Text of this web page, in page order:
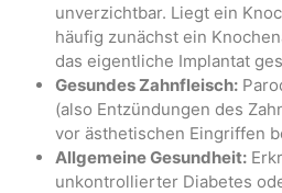
unverzichtbar. Liegt ein
häufig zunächst ein
das eigentliche Implantat
Gesundes Zahnfleisch:
(also Entzündungen des
vor ästhetischen Eingriffen
Allgemeine Gesundheit:
unkontrollierter Diabetes